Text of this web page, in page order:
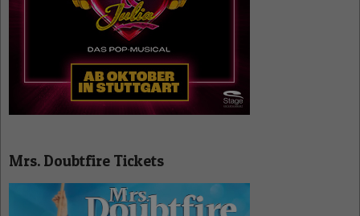
Mrs. Doubtfire Tickets